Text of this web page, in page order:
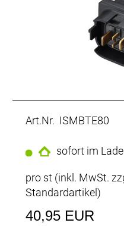
Art.Nr. ISMBTE80
sofort im
pro st (inkl. MwSt.
Standardartikel)
40,95 EUR